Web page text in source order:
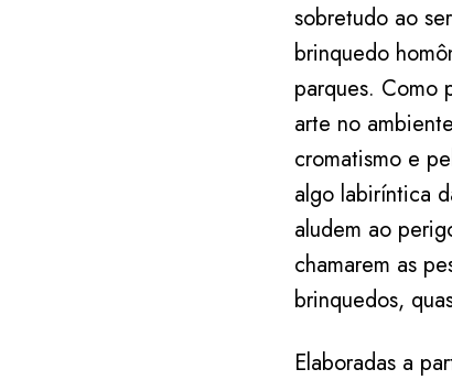
sobretudo ao
brinquedo
parques. Como
arte no
cromatismo e
algo labiríntica
aludem ao
chamarem as
brinquedos,
Elaboradas a